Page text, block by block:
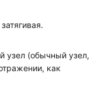
узел (обычный узел,
как